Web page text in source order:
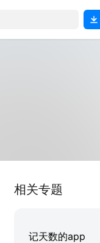
相关专题
记天数的app